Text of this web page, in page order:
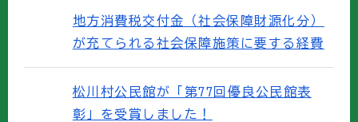
地方消費税交付金（社会保障財源化分）
が充てられる社会保障施策に要する経費
松川村公民館が「第77回優良公民館表
彰」を受賞しました！